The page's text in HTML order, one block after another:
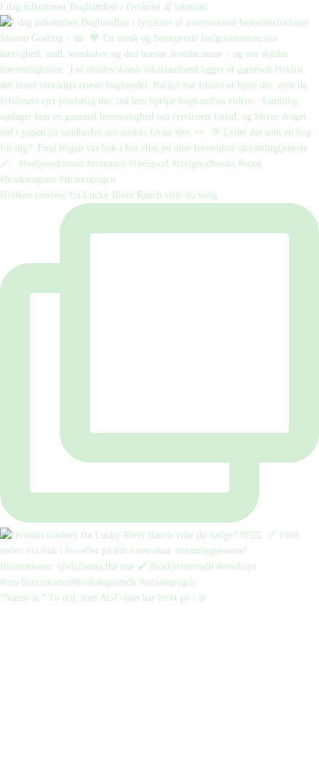
I dag udkommer Boghandlen i fyrtårnet af internati
Hvilken cowboy fra Lucky River Ranch ville du vælg
“Næste år.” To ord, som AGF-fans har levet på i år